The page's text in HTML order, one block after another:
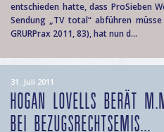
entschieden hatte, dass ProSieben
Sendung „TV total“ abführen
GRURPrax 2011, 83), hat nun d...
31. Juli 2011
HOGAN LOVELLS BERÄT
BEI BEZUGSRECHTSEMIS...